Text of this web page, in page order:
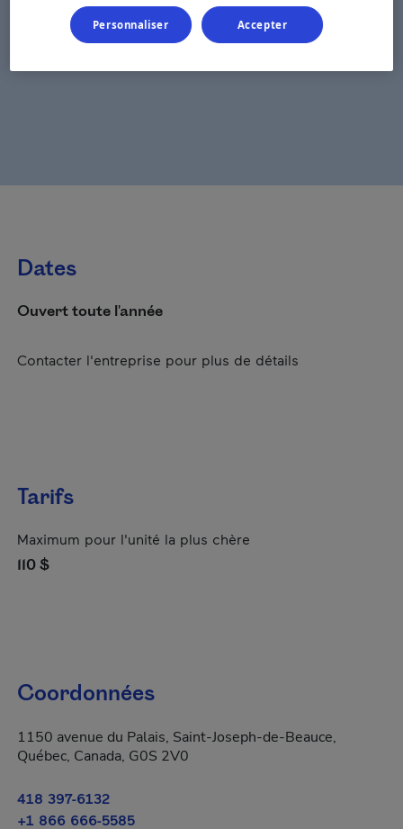
Dates
Ouvert toute l'année
Contacter l'entreprise pour plus de détails
Tarifs
Maximum pour l'unité la plus chère
110 $
Coordonnées
1150 avenue du Palais, Saint-Joseph-de-Beauce,
Québec, Canada, G0S 2V0
418 397-6132
+1 866 666-5585
Personnaliser Accepter